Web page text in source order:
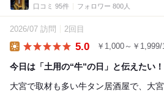
口コミ 95件 フォロワー 800人
2026/07 訪問 2回目
5.0 ￥1,000～￥1,999/
今日は「土用の“牛”の日」と伝えたい！
大宮で取材も多い牛タン居酒屋で、大